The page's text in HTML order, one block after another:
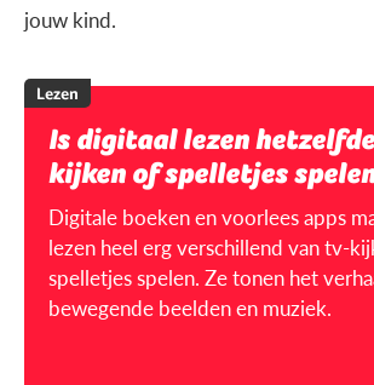
jouw kind.
Lezen
Is digitaal lezen
kijken of spelletjes
Digitale boeken en voorlees apps
lezen heel erg verschillend van tv-
spelletjes spelen. Ze tonen het verhaal door
bewegende beelden en muziek.